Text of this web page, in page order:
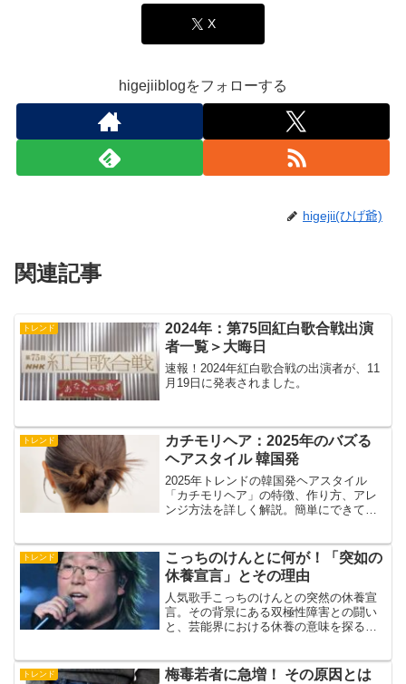
X
higejiiblogをフォローする
higejii(ひげ爺)
関連記事
トレンド
2024年：第75回紅白歌合戦出演
者一覧＞大晦日
速報！2024年紅白歌合戦の出演者が、11
月19日に発表されました。
トレンド
カチモリヘア：2025年のバズる
ヘアスタイル 韓国発
2025年トレンドの韓国発ヘアスタイル
「カチモリヘア」の特徴、作り方、アレ
ンジ方法を詳しく解説。簡単にできて可
トレンド
こっちのけんとに何が！「突如の
休養宣言」とその理由
人気歌手こっちのけんとの突然の休養宣
言。その背景にある双極性障害との闘い
と、芸能界における休養の意味を探る。
トレンド 梅毒若者に急増！ その原因とは